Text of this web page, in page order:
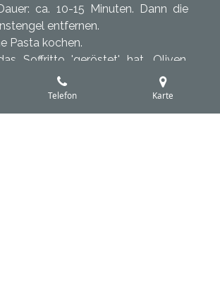
ca. 10-15 Minuten. Dann die
entfernen.
Pasta kochen.
Soffritto 'geröstet' hat, Oliven,
Frühlingszwiebeln dazugeben
umrühren.
dazu geben und Crème
Telefon Karte